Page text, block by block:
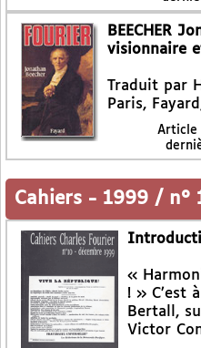
BEECHER
visionnaire
Traduit par
Paris,
Article
Cahiers - 1999 / n°
«
! » C’est
Bertall,
Victor